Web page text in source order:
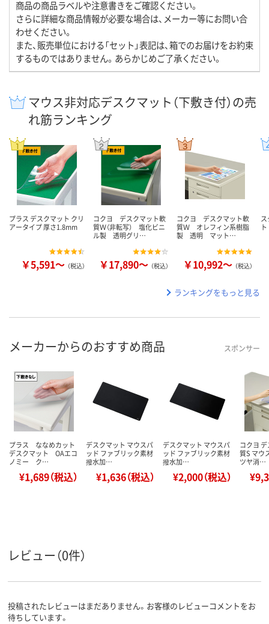
商品の商品ラベルや注意書きをご確認ください。
さらに詳細な商品情報が必要な場合は、メーカー等にお問い合
わせください。
また、販売単位における「セット」表記は、箱でのお届けをお約束
するものではありません。あらかじめご了承ください。
マウス非対応デスクマット（下敷き付）の売
れ筋ランキング
プラス デスクマット クリ
アータイプ 厚さ1.8mm
￥5,591～ （税込）
コクヨ デスクマット軟
質Ｗ（非転写） 塩化ビニ
ル製 透明グリ…
￥17,890～ （税込）
コクヨ デスクマット軟
質Ｗ オレフィン系樹脂
製 透明 マット…
￥10,992～ （税込）
ランキングをもっと見る
メーカーからのおすすめ商品 スポンサー
プラス ななめカット
デスクマット OAエコ
ノミー ク…
¥1,689（税込）
デスクマット マウスパ
ッド ファブリック素材
撥水加…
¥1,636（税込）
デスクマット マウスパ
ッド ファブリック素材
撥水加…
¥2,000（税込）
コクヨ
質S マウ
ツヤ消…
レビュー（0件）
投稿されたレビューはまだありません。お客様のレビューコメントをお
待ちしています。